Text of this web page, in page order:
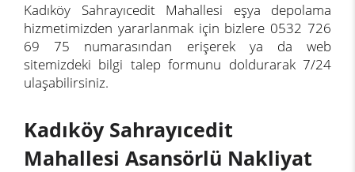
Kadıköy Sahrayıcedit Mahallesi eşya depolama
hizmetimizden yararlanmak için bizlere 0532 726
69 75 numarasından erişerek ya da web
sitemizdeki bilgi talep formunu doldurarak 7/24
ulaşabilirsiniz.
Kadıköy Sahrayıcedit
Mahallesi Asansörlü Nakliyat